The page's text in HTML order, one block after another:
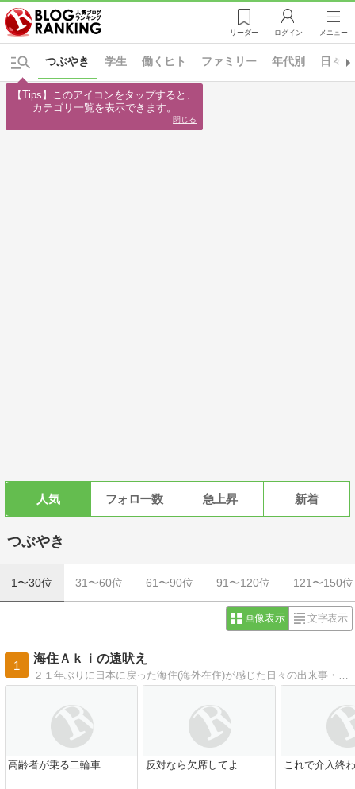
リーダー ログイン メニュー
学生 働くヒト ファミリー 年代別 日々
つぶやき
人気 フォロー数 急上昇 新着
つぶやき
1〜30位 31〜60位 61〜90位 91〜120位 121〜150位
画像表示 文字表示
1
海住Ａｋｉの遠吠え
高齢者が乗る二輪車 反対なら欠席してよ これで介入終
【Tips】このアイコンをタップすると、
カテゴリ一覧を表示できます。
閉じる